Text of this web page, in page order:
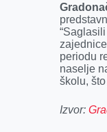
periodu
naselje
školu,
Izvor: